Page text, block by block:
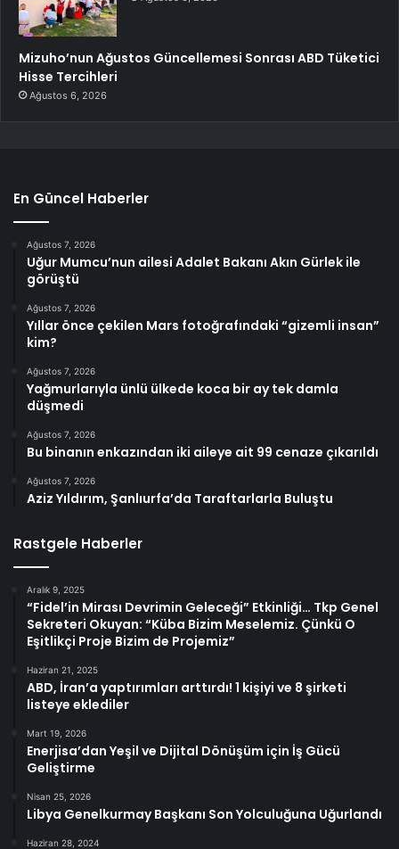
Mizuho’nun Ağustos Güncellemesi Sonrası ABD Tüketici
Hisse Tercihleri
Ağustos 6, 2026
En Güncel Haberler
Ağustos 7, 2026
Uğur Mumcu’nun ailesi Adalet Bakanı Akın Gürlek ile
görüştü
Ağustos 7, 2026
Yıllar önce çekilen Mars fotoğrafındaki “gizemli insan”
kim?
Ağustos 7, 2026
Yağmurlarıyla ünlü ülkede koca bir ay tek damla
düşmedi
Ağustos 7, 2026
Bu binanın enkazından iki aileye ait 99 cenaze çıkarıldı
Ağustos 7, 2026
Aziz Yıldırım, Şanlıurfa’da Taraftarlarla Buluştu
Rastgele Haberler
Aralık 9, 2025
“Fidel’in Mirası Devrimin Geleceği” Etkinliği… Tkp Genel
Sekreteri Okuyan: “Küba Bizim Meselemiz. Çünkü O
Eşitlikçi Proje Bizim de Projemiz”
Haziran 21, 2025
ABD, İran’a yaptırımları arttırdı! 1 kişiyi ve 8 şirketi
listeye eklediler
Mart 19, 2026
Enerjisa’dan Yeşil ve Dijital Dönüşüm için İş Gücü
Geliştirme
Nisan 25, 2026
Libya Genelkurmay Başkanı Son Yolculuğuna Uğurlandı
Haziran 28, 2024